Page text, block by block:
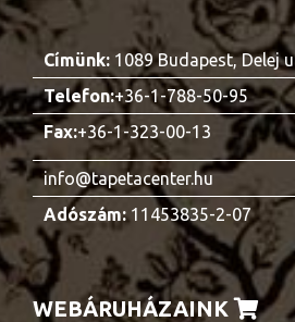
Címünk: 1089 Budapest, Delej
Telefon:+36-1-788-50-95
Fax:+36-1-323-00-13
info@tapetacenter.hu
Adószám:11453835-2-07
WEBÁRUHÁZAINK